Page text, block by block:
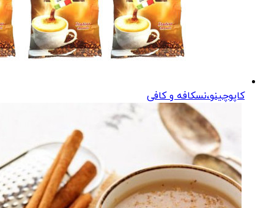
کاپوچینو،نسکافه و کافی